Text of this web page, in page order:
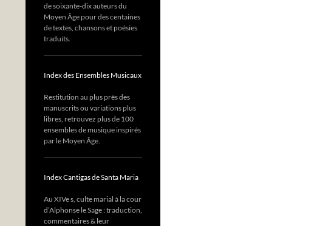
de soixante-dix auteurs du
Moyen Âge pour des centaines
de textes, chansons et poésies
traduits.
Index des Ensembles Musicaux
Restitution au plus près des
manuscrits ou variations plus
libres, retrouvez plus de 100
ensembles de musique inspirés
par le Moyen Âge.
Index Cantigas de Santa Maria
Au XIVe s, culte marial à la cour
d’Alphonse le Sage : traduction,
commentaires & leur